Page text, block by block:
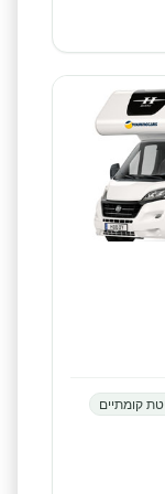
קומתיים